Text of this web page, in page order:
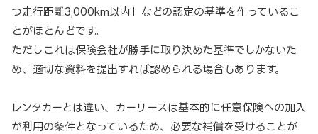
つ走行距離3,000km以内」などの認定の基準を作っているこ
とがほとんどです。
ただしこれは保険会社が勝手に取り決めた基準でしかないた
め、適切な資料を提出すれば認められる場合もあります。
レンタカーとは違い、カーリースは基本的に任意保険への加入
が利用の条件となっているため、必要な補償を受けることが